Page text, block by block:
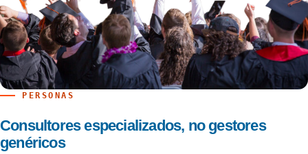
PERSONAS
Consultores especializados, no gestores
genéricos